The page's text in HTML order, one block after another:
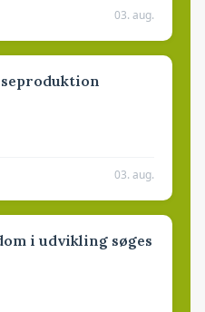
03. aug.
03. aug.
i udvikling søges